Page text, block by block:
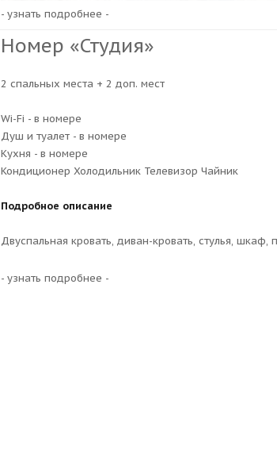
- узнать подробнее -
Номер «Студия»
2 спальных места + 2 доп. мест
Wi-Fi - в номере
Душ и туалет - в номере
Кухня - в номере
Кондиционер Холодильник Телевизор Чайник
Подробное описание
Двуспальная кровать, диван-кровать, стулья,
- узнать подробнее -